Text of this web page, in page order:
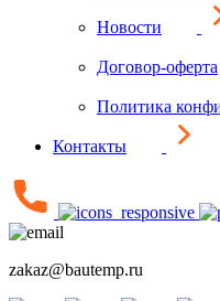
Новости
Договор-оферта
Политика
Контакты
zakaz@bautemp.ru